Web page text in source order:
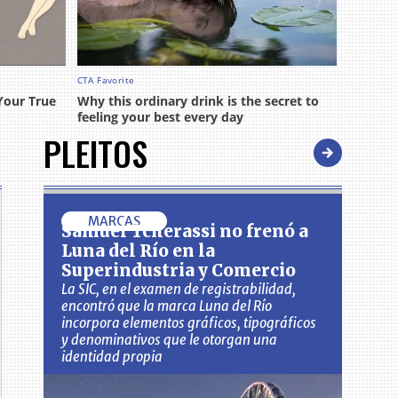
PLEITOS
MARCAS
Samuel Tcherassi no frenó a
Luna del Río en la
Superindustria y Comercio
La SIC, en el examen de registrabilidad,
encontró que la marca Luna del Río
incorpora elementos gráficos, tipográficos
y denominativos que le otorgan una
identidad propia